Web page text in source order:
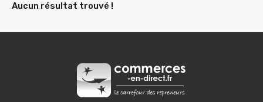
Aucun résultat trouvé !